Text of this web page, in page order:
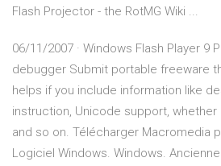
Flash Projector - the RotMG Wiki ...
06/11/2007 · Windows Flash Player 9
debugger Submit portable freeware
helps if you include information like
instruction, Unicode support,
and so on. Télécharger Macromedia
Logiciel Windows. Windows.